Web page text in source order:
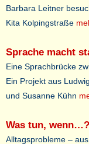
Barbara Leitner
Kita Kolpingstraße
Sprache macht
Eine Sprachbrücke
Ein Projekt aus
und Susanne Kühn
Was tun, wenn…?
Alltagsprobleme –